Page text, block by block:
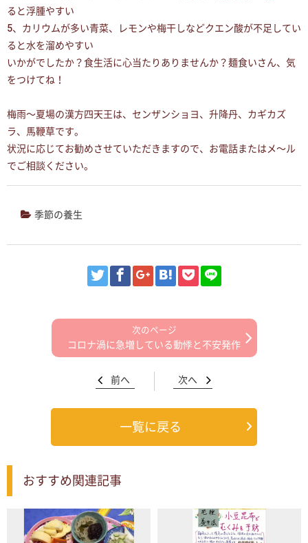
ると浮腫やすい
5、カリウムが多い青菜、レモンや梅干しなどクエン酸が不足してい
ると水を溜めやすい
いかがでしたか？食生活に心当たりありませんか？麺食いさん、気
をつけてね！
梅雨〜夏場の漢方四天王は、センザンショヨ、升降丹、カギカズ
ラ、馬鞭草です。
状況に応じてお勧めさせていただきますので、お電話またはメ〜ル
でご相談ください。
季節の養生
コロナ渦に急増している動悸と不安発作
前へ 次へ
一覧に戻る
おすすめ関連記事